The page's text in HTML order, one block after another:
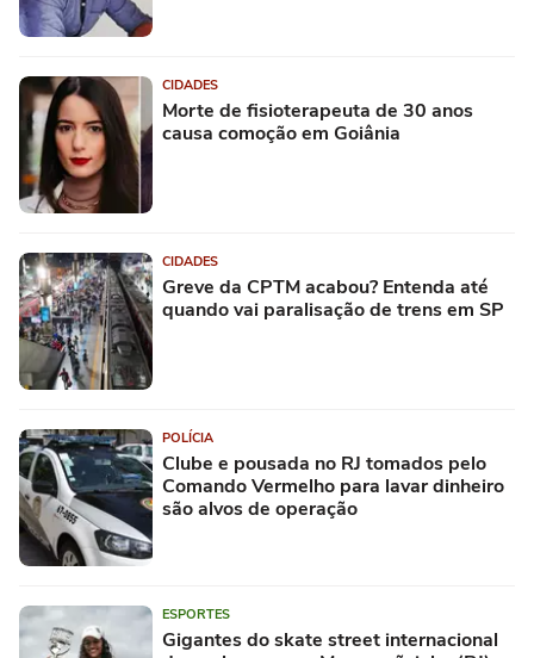
CIDADES
Morte de fisioterapeuta de 30 anos
causa comoção em Goiânia
CIDADES
Greve da CPTM acabou? Entenda até
quando vai paralisação de trens em SP
POLÍCIA
Clube e pousada no RJ tomados pelo
Comando Vermelho para lavar dinheiro
são alvos de operação
ESPORTES
Gigantes do skate street internacional